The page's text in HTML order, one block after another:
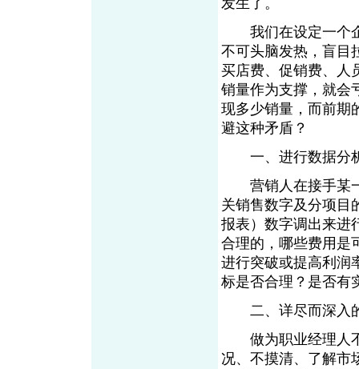
发生了。
我们在设定一个企
不可头脑发热，盲目
买店费、促销费、人
销量作为支撑，就会
现多少销量，而前期
避这种矛盾？
一、进行数据分
营销人在接手某一
关销售数字及分项目
报表）数字调出来进
合理的，哪些费用是
进行突破或提高利润
标是否合理？是否有
二、详尽而深入
做为职业经理人不
况、不摸清、了解市